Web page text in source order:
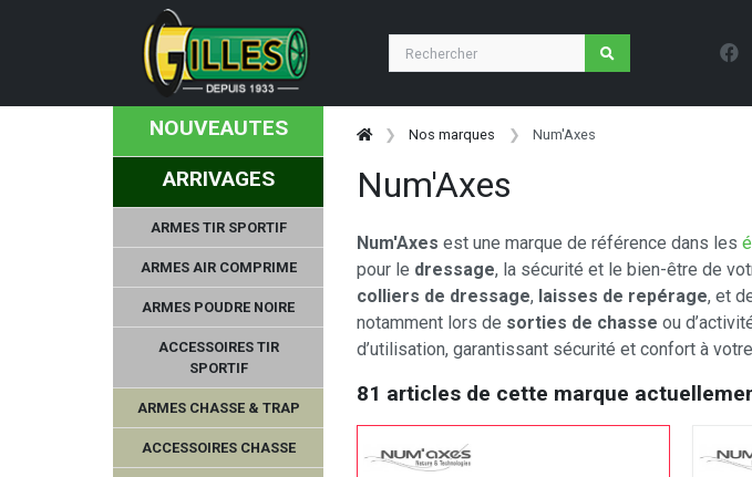
NOUVEAUTES
ARRIVAGES
ARMES TIR SPORTIF
ARMES AIR COMPRIME
ARMES POUDRE NOIRE
ACCESSOIRES TIR
SPORTIF
ARMES CHASSE & TRAP
ACCESSOIRES CHASSE
CHIAPPA FIREARMS
Nos marques Num'Axes
Num'Axes
Num'Axes est une marque de référence dans les
pour le dressage, la sécurité et le bien-être de
colliers de dressage, laisses de repérage, et
notamment lors de sorties de chasse ou
d’utilisation, garantissant sécurité et confort à
81 articles de cette marque